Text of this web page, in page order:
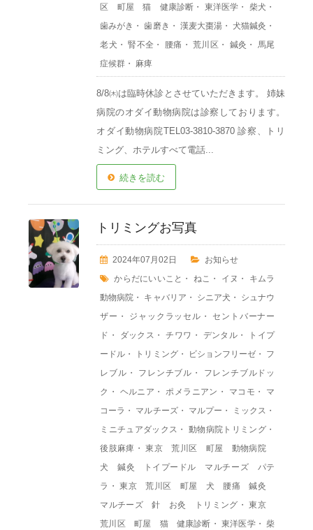
区 町屋 猫 健康診断 ・ 東洋医学 ・ 柴犬 ・
歯みがき ・歯磨き ・ 漢麦大棗湯・ 犬猫鍼灸 ・
老犬 ・腎不全 ・ 腰痛 ・荒川区 ・ 鍼灸 ・ 馬尾
症候群 ・ 麻痺
8/8㈭は臨時休診とさせていただきます。 姉妹
病院のオダイ動物病院は診察しております。
オダイ動物病院TEL03-3810-3870 診察、トリ
ミング、ホテルすべて電話...
続きを読む
トリミングお写真
2024年07月02日
お知らせ
からだにいいこと ・ ねこ ・ イヌ ・ キムラ
動物病院 ・ キャバリア ・ シニア犬 ・ シュナウ
ザー ・ ジャックラッセル ・ セントバーナー
ド ・ ダックス ・チワワ ・ デンタル ・
トイプ
ードル ・ トリミング・ ビションフリーゼ ・ フ
レブル ・ フレンチブル ・
フレンチブルドッ
ク ・ ヘルニア ・ポメラニアン ・ マコモ ・ マ
コーラ ・ マルチーズ・ マルプー ・ ミックス ・
ミニチュアダックス ・ 動物病院トリミング ・
後肢麻痺 ・東京 荒川区 町屋 動物病院
犬 鍼灸 トイプードル マルチーズ パテ
ラ ・東京 荒川区 町屋 犬 腰痛 鍼灸
マルチーズ 針 お灸 トリミング ・東京
荒川区 町屋 猫 健康診断 ・ 東洋医学・柴